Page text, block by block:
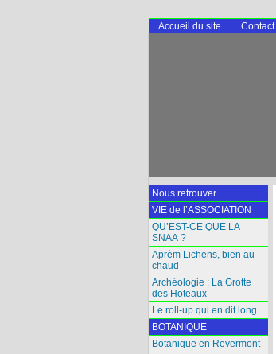
Accueil du site Contact
Nous retrouver
VIE de l’ASSOCIATION
QU’EST-CE QUE LA
SNAA ?
Aprèm Lichens, bien au
chaud
Archéologie : La Grotte
des Hoteaux
Le roll-up qui en dit long
BOTANIQUE
Botanique en Revermont